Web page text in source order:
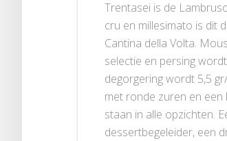
Trentasei is de
cru en millesimato is dit
Cantina della Volta.
selectie en persing
degorgering wordt 5,5
met ronde zuren en een
staan in alle opzichten.
dessertbegeleider, een